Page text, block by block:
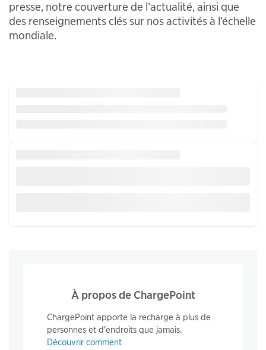
presse, notre couverture de l’actualité, ainsi que
des renseignements clés sur nos activités à l’échelle
mondiale.
À propos de ChargePoint
ChargePoint apporte la recharge à plus de
personnes et d'endroits que jamais.
Découvrir comment